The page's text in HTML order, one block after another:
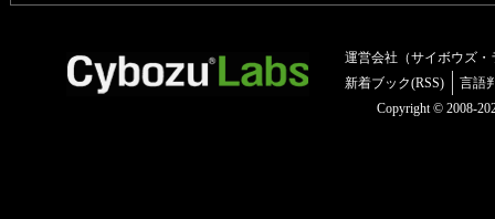
運営会社（サイボウズ・
新着ブック(RSS)
言語
Copyright © 2008-